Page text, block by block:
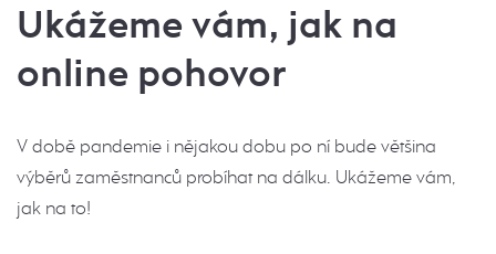
Ukážeme vám, jak na
online pohovor
V době pandemie i nějakou dobu po ní bude většina
výběrů zaměstnanců probíhat na dálku. Ukážeme vám,
jak na to!